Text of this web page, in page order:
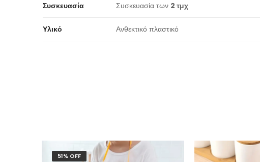
Συσκευασία Συσκευασία των 2 τμχ
Υλικό Ανθεκτικό πλαστικό
51% OFF